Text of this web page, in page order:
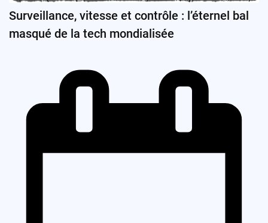
Surveillance, vitesse et contrôle : l’éternel bal
masqué de la tech mondialisée